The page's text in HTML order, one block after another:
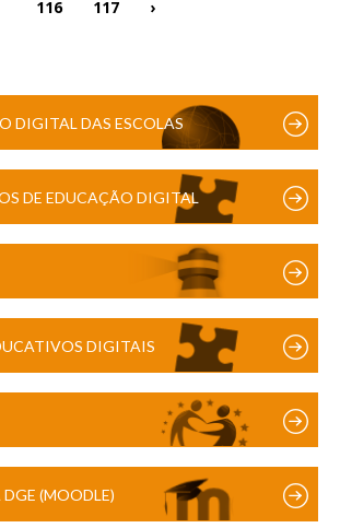
116
117 ›
DIGITAL DAS ESCOLAS
DE EDUCAÇÃO DIGITAL
DIGITAIS
(MOODLE)